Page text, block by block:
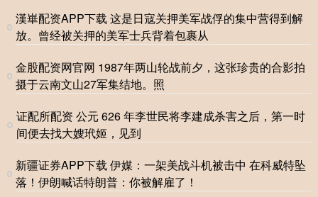
漢崋配资APP下载 这是日寇关押美军战俘的集中营得到解
放。曾经被关押的美军士兵背着包裹从
金股配资网官网 1987年两山轮战前夕，这张珍贵的合影拍
摄于云南文山27军集结地。照
证配所配资 公元 626 年李世民将李建成杀害之后，第一时
间便去找大嫂玳姬，见到
新疆证券APP下载 伊媒：一架美战斗机被击中 在科威特坠
落！伊朗喊话特朗普：你被解雇了！